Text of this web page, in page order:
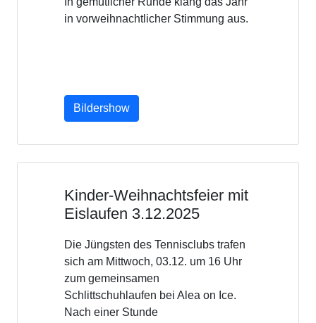
Protokoll JHV 2026 (PDF)
Andreas Rieger, Sascha Beyer,
Oliver Huth, Marco Kesselring,
Franziska Harnischfeger, Maria
Teresa Curto